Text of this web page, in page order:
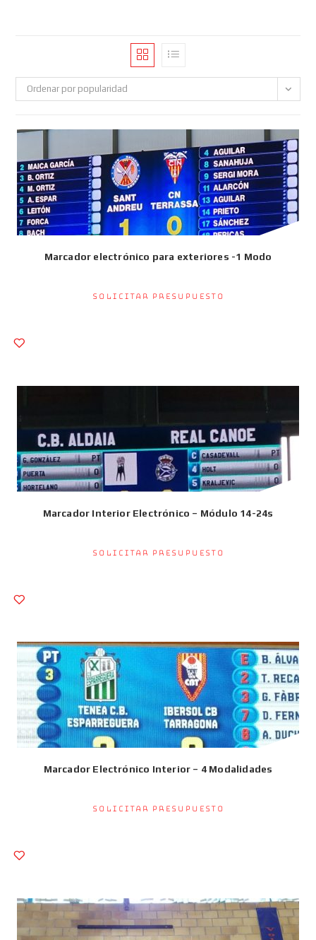
Ordenar por popularidad
Marcador electrónico para exteriores -1 Modo
Solicitar presupuesto
Marcador Interior Electrónico – Módulo 14-24s
Solicitar presupuesto
Marcador Electrónico Interior – 4 Modalidades
Solicitar presupuesto